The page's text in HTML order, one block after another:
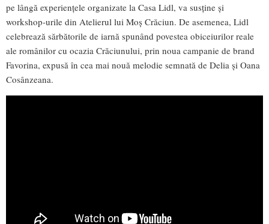
pe lângă experiențele organizate la Casa Lidl, va susține și
workshop-urile din Atelierul lui Moș Crăciun. De asemenea, Lidl
celebrează sărbătorile de iarnă spunând povestea obiceiurilor reale
ale românilor cu ocazia Crăciunului, prin noua campanie de brand
Favorina, expusă în cea mai nouă melodie semnată de Delia și Oana
Cosânzeana.